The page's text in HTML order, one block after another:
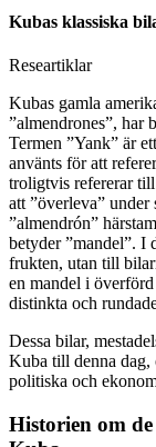
Kubas klassiska
Researtiklar
Kubas gamla
”almendrones”, har
Termen ”Yank” är
använts för att
troligtvis refererar
att ”överleva”
”almendrón”
betyder ”mandel”. I
frukten, utan till
en mandel i
distinkta och
Dessa bilar,
Kuba till denna dag,
politiska och
Historien om